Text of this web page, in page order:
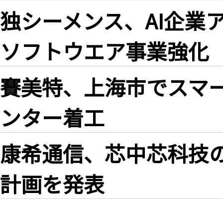
独シーメンス、AI企
ソフトウエア事業強化
賽美特、上海市でスマ
ンター着工
康希通信、芯中芯科技
計画を発表